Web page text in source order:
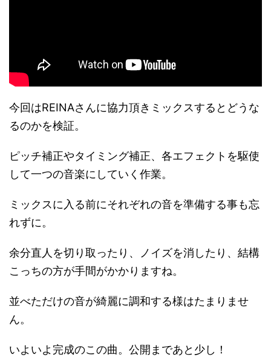
今回はREINAさんに協力頂きミックスするとどうな
るのかを検証。
ピッチ補正やタイミング補正、各エフェクトを駆使
して一つの音楽にしていく作業。
ミックスに入る前にそれぞれの音を準備する事も忘
れずに。
余分直人を切り取ったり、ノイズを消したり、結構
こっちの方が手間がかかりますね。
並べただけの音が綺麗に調和する様はたまりませ
ん。
いよいよ完成のこの曲。公開まであと少し！